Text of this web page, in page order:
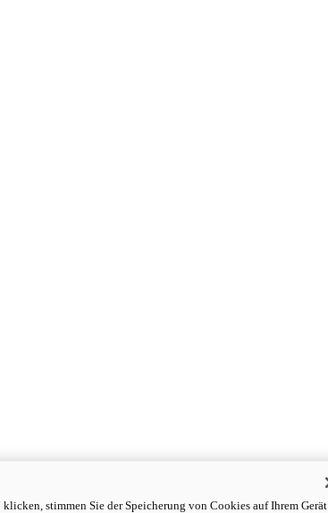
stimmen Sie der Speicherung von Cookies auf Ihrem Gerät